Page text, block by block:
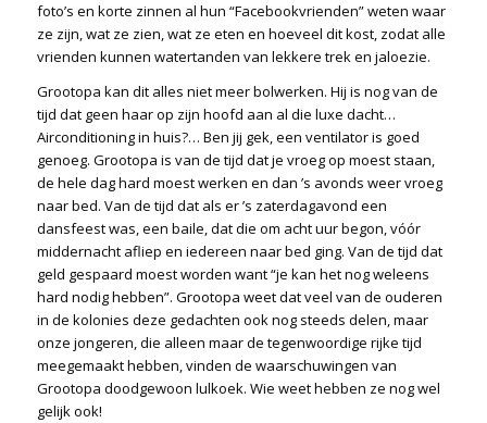
foto’s en korte zinnen al hun “Facebookvrienden” weten waar
ze zijn, wat ze zien, wat ze eten en hoeveel dit kost, zodat alle
vrienden kunnen watertanden van lekkere trek en jaloezie.
Grootopa kan dit alles niet meer bolwerken. Hij is nog van de
tijd dat geen haar op zijn hoofd aan al die luxe dacht…
Airconditioning in huis?… Ben jij gek, een ventilator is goed
genoeg. Grootopa is van de tijd dat je vroeg op moest staan,
de hele dag hard moest werken en dan ’s avonds weer vroeg
naar bed. Van de tijd dat als er ’s zaterdagavond een
dansfeest was, een baile, dat die om acht uur begon, vóór
middernacht afliep en iedereen naar bed ging. Van de tijd dat
geld gespaard moest worden want “je kan het nog weleens
hard nodig hebben”. Grootopa weet dat veel van de ouderen
in de kolonies deze gedachten ook nog steeds delen, maar
onze jongeren, die alleen maar de tegenwoordige rijke tijd
meegemaakt hebben, vinden de waarschuwingen van
Grootopa doodgewoon lulkoek. Wie weet hebben ze nog wel
gelijk ook!